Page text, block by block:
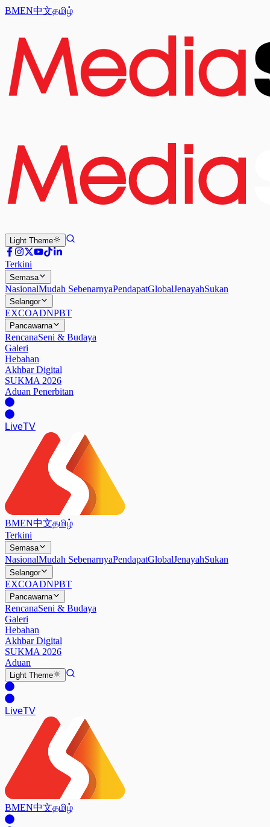
BMEN中文தமிழ்
Light Theme
Terkini
Semasa
NasionalMudah SebenarnyaPendapatGlobalJenayahSukan
Selangor
EXCOADNPBT
Pancawarna
RencanaSeni & Budaya
Galeri
Hebahan
Akhbar Digital
SUKMA 2026
Aduan Penerbitan
LiveTV
BMEN中文தமிழ்
Terkini
Semasa
NasionalMudah SebenarnyaPendapatGlobalJenayahSukan
Selangor
EXCOADNPBT
Pancawarna
RencanaSeni & Budaya
Galeri
Hebahan
Akhbar Digital
SUKMA 2026
Aduan
Light Theme
LiveTV
BMEN中文தமிழ்